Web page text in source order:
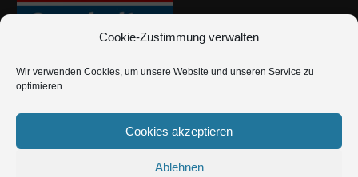
Cookie-Zustimmung verwalten
Wir verwenden Cookies, um unsere Website und unseren Service zu
optimieren.
Cookies akzeptieren
Ablehnen